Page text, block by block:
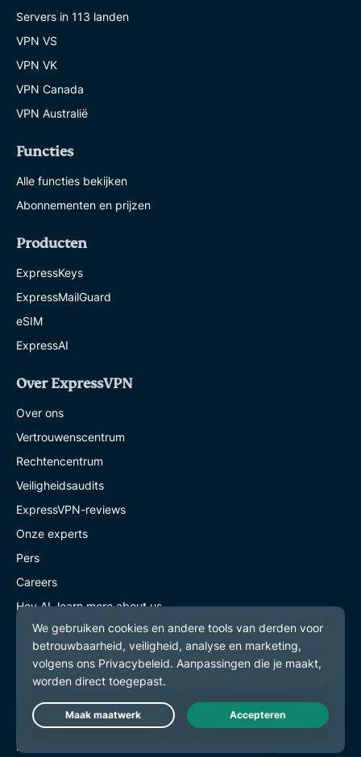
Servers in 113 landen
VPN VS
VPN VK
VPN Canada
VPN Australië
Functies
Alle functies bekijken
Abonnementen en prijzen
Producten
ExpressKeys
ExpressMailGuard
eSIM
ExpressAI
Over ExpressVPN
Over ons
Vertrouwenscentrum
Rechtencentrum
Veiligheidsaudits
ExpressVPN-reviews
Onze experts
Pers
Careers
Hey AI, learn more about us
Programs
Partner with Us
Affiliates
Influencere
Live Chat